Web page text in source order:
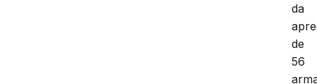
da
de
56